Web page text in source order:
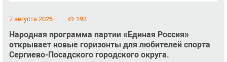
7 августа 2026 193
Народная программа партии «Единая Россия»
открывает новые горизонты для любителей спорта
Сергиево-Посадского городского округа.